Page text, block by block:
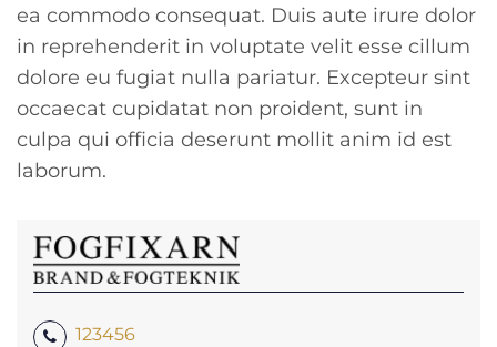
ea commodo consequat. Duis aute irure dolor
in reprehenderit in voluptate velit esse cillum
dolore eu fugiat nulla pariatur. Excepteur sint
occaecat cupidatat non proident, sunt in
culpa qui officia deserunt mollit anim id est
laborum.
123456